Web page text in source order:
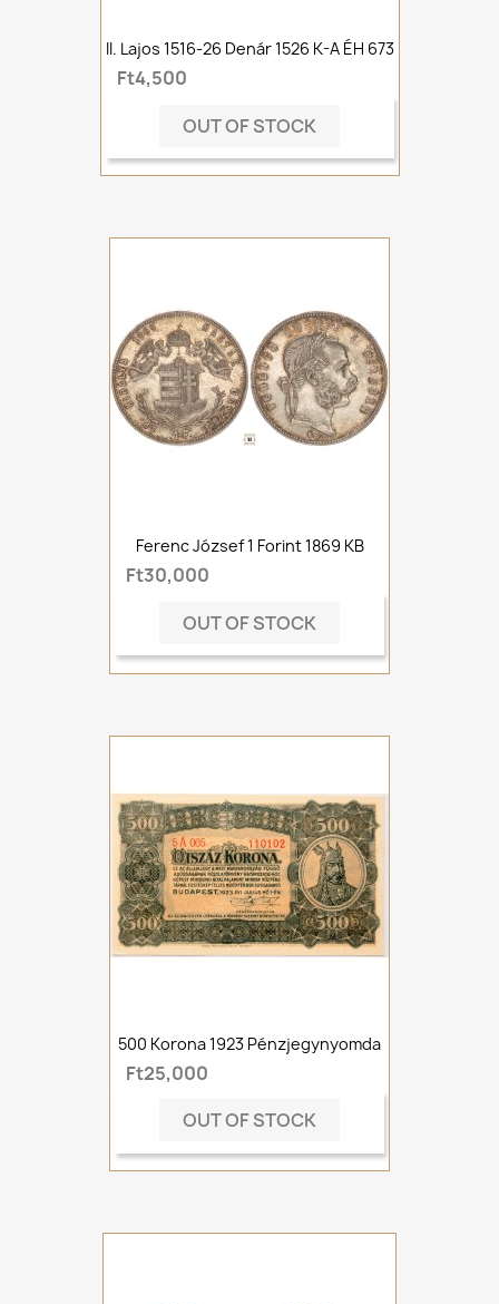
II. Lajos 1516-26 Denár 1526 K-A ÉH 673
Ft4,500
OUT OF STOCK
Ferenc József 1 Forint 1869 KB
Ft30,000
OUT OF STOCK
500 Korona 1923 Pénzjegynyomda
Ft25,000
OUT OF STOCK